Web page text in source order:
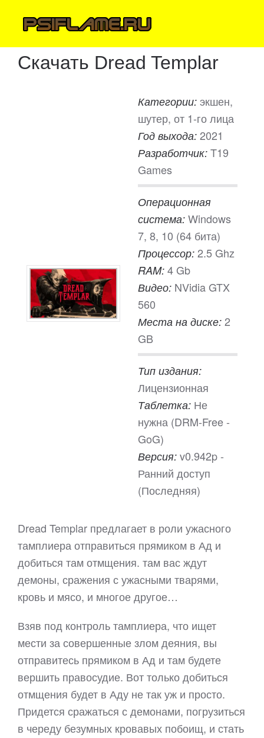
Скачать Dread Templar
Категории: экшен,
шутер, от 1-го лица
Год выхода: 2021
Разработчик: T19
Games
Операционная
система: Windows
7, 8, 10 (64 бита)
Процессор: 2.5 Ghz
RAM: 4 Gb
Видео: NVidia GTX
560
Места на диске: 2
GB
Тип издания:
Лицензионная
Таблетка: Не
нужна (DRM-Free -
GoG)
Версия: v0.942p -
Ранний доступ
(Последняя)
Dread Templar предлагает в роли ужасного
тамплиера отправиться прямиком в Ад и
добиться там отмщения. там вас ждут
демоны, сражения с ужасными тварями,
кровь и мясо, и многое другое…
Взяв под контроль тамплиера, что ищет
мести за совершенные злом деяния, вы
отправитесь прямиком в Ад и там будете
вершить правосудие. Вот только добиться
отмщения будет в Аду не так уж и просто.
Придется сражаться с демонами, погрузиться
в череду безумных кровавых побоищ, и стать